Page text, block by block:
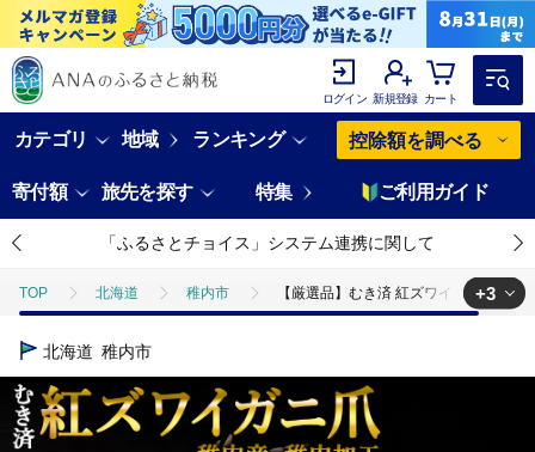
ログイン 新規登録 カート
カテゴリ 地域 ランキング 控除額を調べる
寄付額 旅先を探す 特集 ご利用ガイド
「ふるさとチョイス」システム連携に関して
TOP 北海道 稚内市 【厳選品】むき済 紅ズワイガニ爪 1kg
TOP
TOP 魚介類 【厳選品】むき済 紅ズワイガニ爪 1kg 海鮮
TOP 魚介類 蟹 ズワイガニ 【厳選品】むき済 紅ズワ
+3
北海道 稚内市